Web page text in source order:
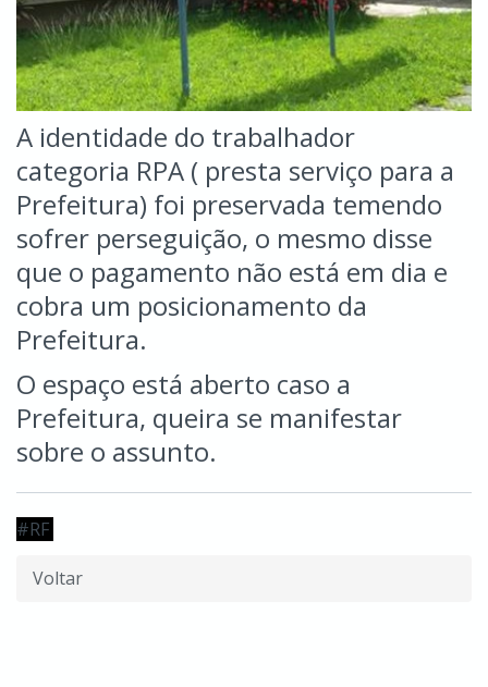
A identidade do trabalhador
categoria RPA ( presta serviço para a
Prefeitura) foi preservada temendo
sofrer perseguição, o mesmo disse
que o pagamento não está em dia e
cobra um posicionamento da
Prefeitura.
O espaço está aberto caso a
Prefeitura, queira se manifestar
sobre o assunto.
#RF
Voltar